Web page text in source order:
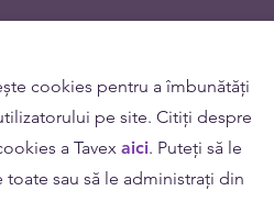
cookies pentru a îmbunătăți
pe site. Citiți despre
a Tavex aici. Puteți să le
toate sau să le administrați din